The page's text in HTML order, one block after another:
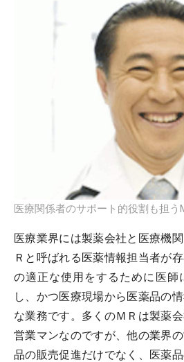
医療関係者のサポート的役割も担う
医療業界には製薬会社と医療機
Ｒと呼ばれる医薬情報担当者が
の適正な使用をするために医師
し、かつ医療現場から医薬品の
な業務です。多くのＭＲは製薬
営業マンなのですが、他の業界
品の販売促進だけでなく、医薬